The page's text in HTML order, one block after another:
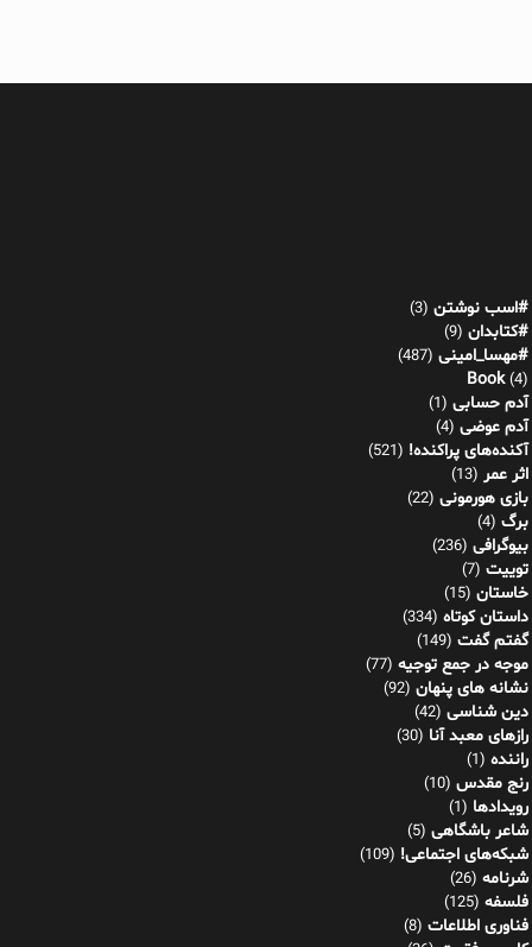
#اسب نوشتن (3)
#کتابدان (9)
#مهسا_امینی (487)
Book(4)
آدم حسابی (1)
آدم عوضی (4)
آکنده‌های پراکنده! (521)
اثر عمر (13)
بازی هورمونی (22)
برگ (4)
بیوگرافی (236)
توییت (7)
خاستان (15)
داستان کوتاه (334)
گفتم گفت (149)
موجه در جمع توجیه (77)
نشانه های پنهان (92)
دین شناسی (42)
رازهای معبد آنا (30)
راننده (1)
رنج مقدس (10)
رویدادها (1)
شاعر باشگاهی (5)
شبکه‌های اجتماعی! (109)
شرنامه (26)
فلسفه (125)
فناوری اطلاعات (8)